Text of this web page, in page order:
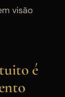
visão
é